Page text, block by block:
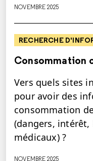
NOVEMBRE 2025
RECHERCHE
Consommation
Vers quels sites
pour avoir des
consommation
(dangers,
médicaux) ?
NOVEMBRE 2025